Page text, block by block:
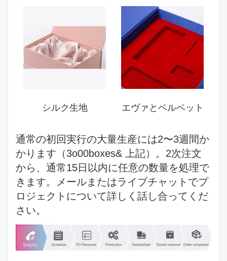
シルク生地 エヴァとベルベット
通常の初回実行の大量生産には2〜3週間か
かります（3o00boxes& 上記）。2次注文
から、通常15日以内に任意の数量を処理で
きます。メールまたはライブチャットでプ
ロジェクトについて詳しく話し合ってくだ
さい。